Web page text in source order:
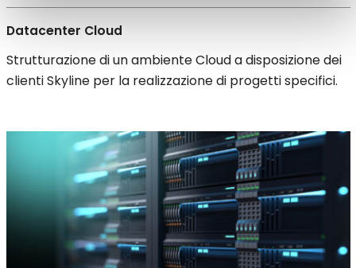
Datacenter Cloud
Strutturazione di un ambiente Cloud a disposizione dei
clienti Skyline per la realizzazione di progetti specifici.